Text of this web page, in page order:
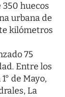
huecos
urbana de
kilómetros
75
Entre los
de Mayo,
La